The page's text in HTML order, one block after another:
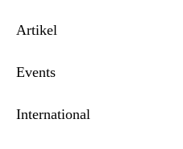
Artikel
Events
International